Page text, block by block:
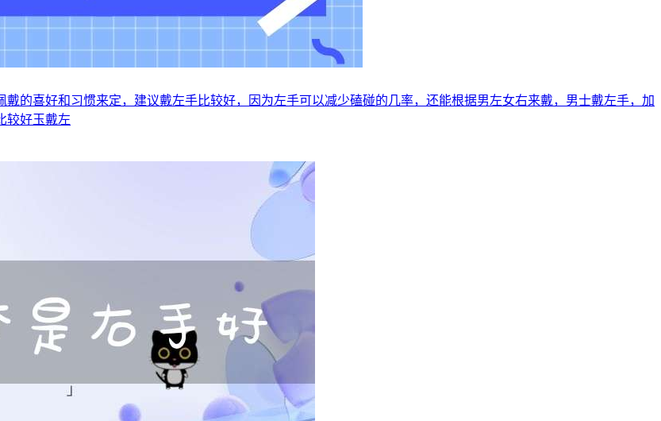
的喜好和习惯来定，建议戴左手比较好，因为左手可以减少磕碰的几率，还能根据男左女右来戴，男士戴左手，加
较好玉戴左